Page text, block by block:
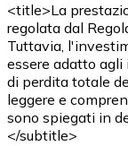
<title>La
regolata dal
Tuttavia,
essere adatto
di perdita totale
leggere e
sono spiegati in
</subtitle>